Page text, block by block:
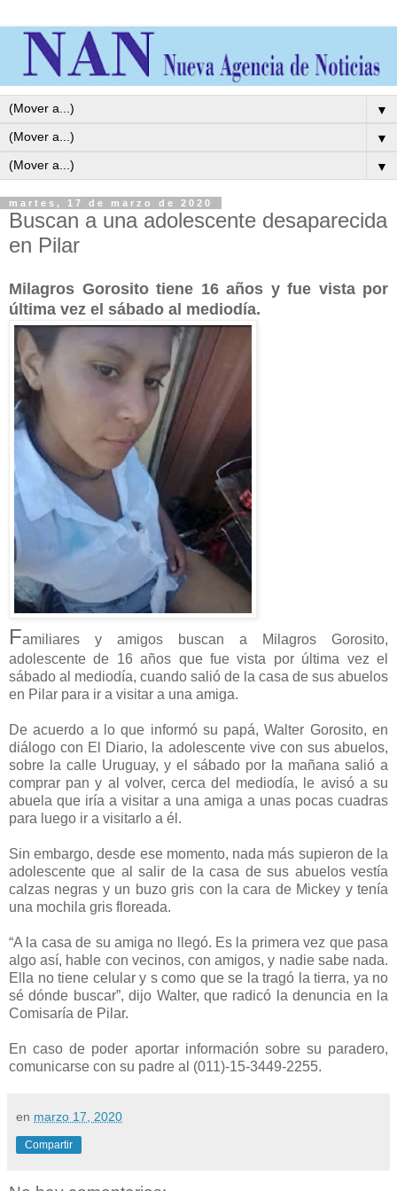
▼
▼
▼
martes, 17 de marzo de 2020
Buscan a una adolescente desaparecida
en Pilar
Milagros Gorosito tiene 16 años y fue vista por
última vez el sábado al mediodía.
Familiares y amigos buscan a Milagros Gorosito,
adolescente de 16 años que fue vista por última vez el
sábado al mediodía, cuando salió de la casa de sus abuelos
en Pilar para ir a visitar a una amiga.
De acuerdo a lo que informó su papá, Walter Gorosito, en
diálogo con El Diario, la adolescente vive con sus abuelos,
sobre la calle Uruguay, y el sábado por la mañana salió a
comprar pan y al volver, cerca del mediodía, le avisó a su
abuela que iría a visitar a una amiga a unas pocas cuadras
para luego ir a visitarlo a él.
Sin embargo, desde ese momento, nada más supieron de la
adolescente que al salir de la casa de sus abuelos vestía
calzas negras y un buzo gris con la cara de Mickey y tenía
una mochila gris floreada.
“A la casa de su amiga no llegó. Es la primera vez que pasa
algo así, hable con vecinos, con amigos, y nadie sabe nada.
Ella no tiene celular y s como que se la tragó la tierra, ya no
sé dónde buscar”, dijo Walter, que radicó la denuncia en la
Comisaría de Pilar.
En caso de poder aportar información sobre su paradero,
comunicarse con su padre al (011)-15-3449-2255.
en marzo 17, 2020
Compartir